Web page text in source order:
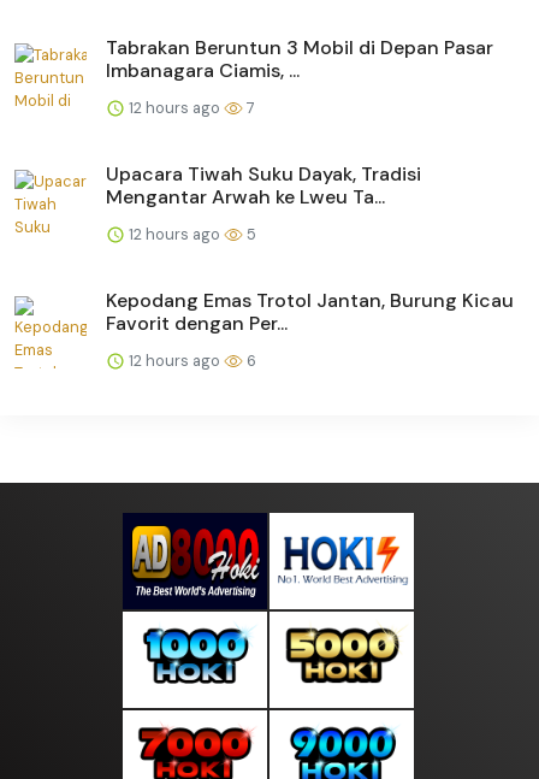
Tabrakan Beruntun 3 Mobil di Depan Pasar
Imbanagara Ciamis, ...
12 hours ago 7
Upacara Tiwah Suku Dayak, Tradisi
Mengantar Arwah ke Lweu Ta...
12 hours ago 5
Kepodang Emas Trotol Jantan, Burung Kicau
Favorit dengan Per...
12 hours ago 6